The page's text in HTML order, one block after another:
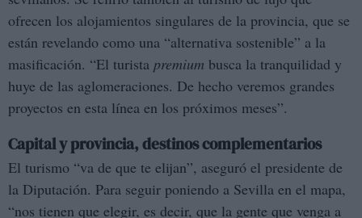
ofrecen los alojamientos singulares de la provincia, que se
están revelando como una “alternativa sostenible” a la
masificación. “El turista premium busca la tranquilidad y
huye de las aglomeraciones. De hecho veremos grandes
proyectos en esta línea en los próximos meses”.
Capital y provincia, destinos complementarios
El turismo “va de que te elijan”, aseguró el presidente de
la Diputación. Para seguir poniendo a Sevilla en el mapa,
“nos tienen que elegir, es decir, que la gente que venga a